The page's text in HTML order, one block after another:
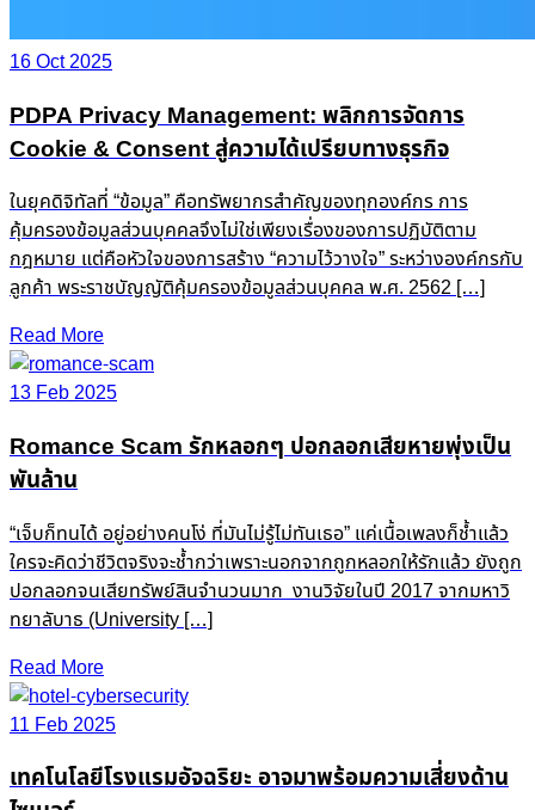
16 Oct 2025
PDPA Privacy Management: พลิกการจัดการ
Cookie & Consent สู่ความได้เปรียบทางธุรกิจ
ในยุคดิจิทัลที่ “ข้อมูล” คือทรัพยากรสำคัญของทุกองค์กร การ
คุ้มครองข้อมูลส่วนบุคคลจึงไม่ใช่เพียงเรื่องของการปฏิบัติตาม
กฎหมาย แต่คือหัวใจของการสร้าง “ความไว้วางใจ” ระหว่างองค์กรกับ
ลูกค้า พระราชบัญญัติคุ้มครองข้อมูลส่วนบุคคล พ.ศ. 2562 […]
Read More
13 Feb 2025
Romance Scam รักหลอกๆ ปอกลอกเสียหายพุ่งเป็น
พันล้าน
“เจ็บก็ทนได้ อยู่อย่างคนโง่ ที่มันไม่รู้ไม่ทันเธอ” แค่เนื้อเพลงก็ช้ำแล้ว
ใครจะคิดว่าชีวิตจริงจะช้ำกว่าเพราะนอกจากถูกหลอกให้รักแล้ว ยังถูก
ปอกลอกจนเสียทรัพย์สินจำนวนมาก งานวิจัยในปี 2017 จากมหาวิ
ทยาลับาธ (University […]
Read More
11 Feb 2025
เทคโนโลยีโรงแรมอัจฉริยะ อาจมาพร้อมความเสี่ยงด้าน